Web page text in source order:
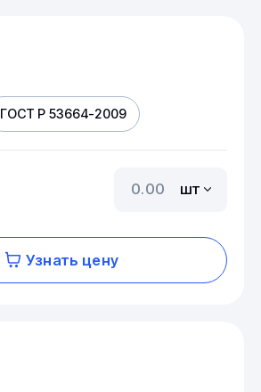
ГОСТ Р 53664-2009
шт
Узнать цену